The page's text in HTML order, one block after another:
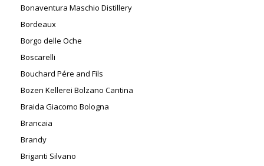
Bonaventura Maschio Distillery
Bordeaux
Borgo delle Oche
Boscarelli
Bouchard Pére and Fils
Bozen Kellerei Bolzano Cantina
Braida Giacomo Bologna
Brancaia
Brandy
Briganti Silvano